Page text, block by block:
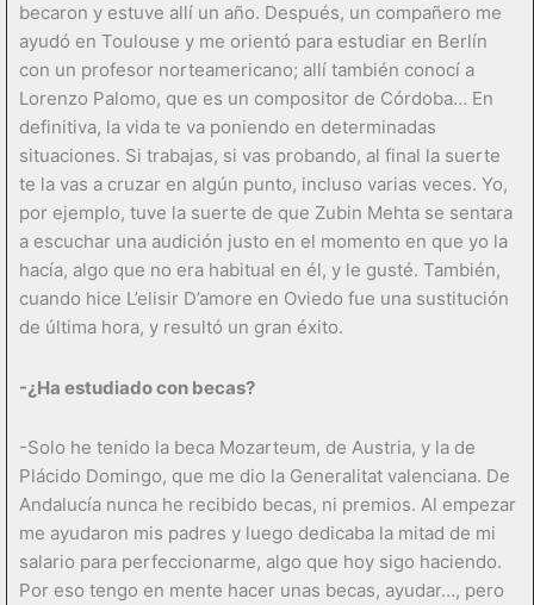
becaron y estuve allí un año. Después, un compañero me
ayudó en Toulouse y me orientó para estudiar en Berlín
con un profesor norteamericano; allí también conocí a
Lorenzo Palomo, que es un compositor de Córdoba… En
definitiva, la vida te va poniendo en determinadas
situaciones. Si trabajas, si vas probando, al final la suerte
te la vas a cruzar en algún punto, incluso varias veces. Yo,
por ejemplo, tuve la suerte de que Zubin Mehta se sentara
a escuchar una audición justo en el momento en que yo la
hacía, algo que no era habitual en él, y le gusté. También,
cuando hice L’elisir D’amore en Oviedo fue una sustitución
de última hora, y resultó un gran éxito.
-¿Ha estudiado con becas?
-Solo he tenido la beca Mozarteum, de Austria, y la de
Plácido Domingo, que me dio la Generalitat valenciana. De
Andalucía nunca he recibido becas, ni premios. Al empezar
me ayudaron mis padres y luego dedicaba la mitad de mi
salario para perfeccionarme, algo que hoy sigo haciendo.
Por eso tengo en mente hacer unas becas, ayudar…, pero